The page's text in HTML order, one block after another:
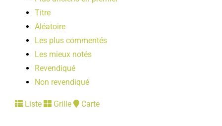
Titre
Aléatoire
Les plus commentés
Les mieux notés
Revendiqué
Non revendiqué
Liste Grille Carte